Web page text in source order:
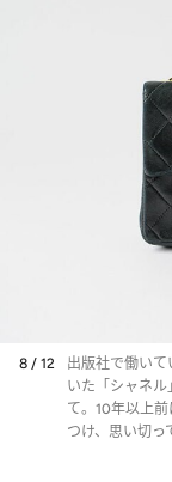
8 / 12
出版社で働い
いた「シャネ
て。10年以上
つけ、思い切っ